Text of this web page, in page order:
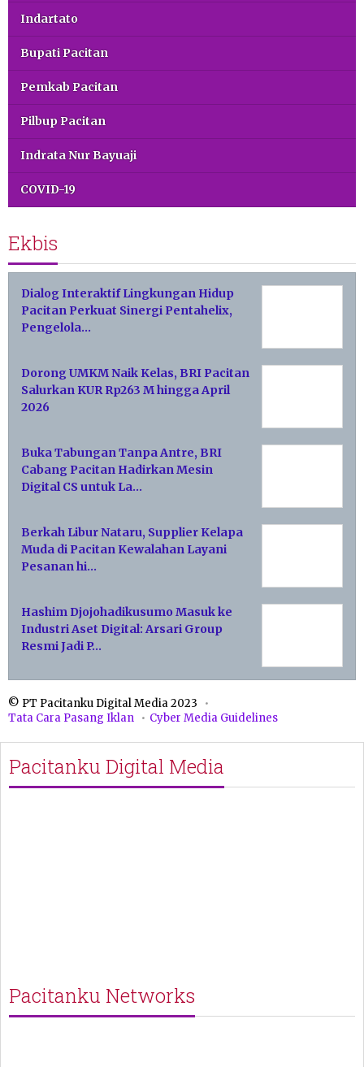
Indartato
Bupati Pacitan
Pemkab Pacitan
Pilbup Pacitan
Indrata Nur Bayuaji
COVID-19
Ekbis
Dialog Interaktif Lingkungan Hidup
Pacitan Perkuat Sinergi Pentahelix,
Pengelola…
Dorong UMKM Naik Kelas, BRI Pacitan
Salurkan KUR Rp263 M hingga April
2026
Buka Tabungan Tanpa Antre, BRI
Cabang Pacitan Hadirkan Mesin
Digital CS untuk La…
Berkah Libur Nataru, Supplier Kelapa
Muda di Pacitan Kewalahan Layani
Pesanan hi…
Hashim Djojohadikusumo Masuk ke
Industri Aset Digital: Arsari Group
Resmi Jadi P…
© PT Pacitanku Digital Media 2023
Tata Cara Pasang Iklan
Cyber Media Guidelines
Pacitanku Digital Media
Pacitanku Networks